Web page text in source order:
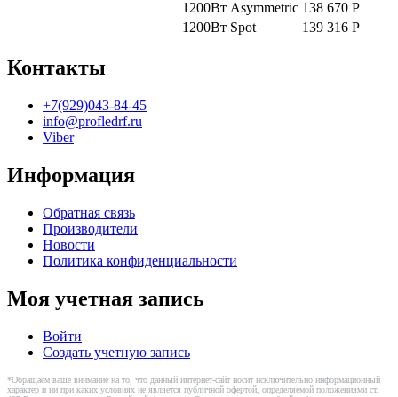
1200Вт Asymmetric 138 670 Р
1200Вт Spot 139 316 Р
Контакты
+7(929)043-84-45
info@profledrf.ru
Viber
Информация
Обратная связь
Производители
Новости
Политика конфиденциальности
Моя учетная запись
Войти
Создать учетную запись
*Обращаем ваше внимание на то, что данный интернет-сайт носит исключительно информационный
характер и ни при каких условиях не является публичной офертой, определяемой положениями ст.